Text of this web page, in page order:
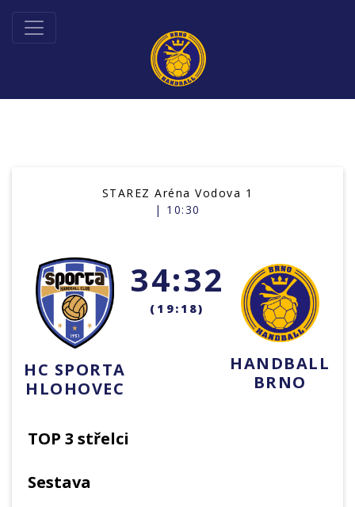
STAREZ Aréna Vodova 1
| 10:30
HC SPORTA
HLOHOVEC
34:32
(19:18)
HANDBALL
BRNO
TOP 3 střelci
Sestava